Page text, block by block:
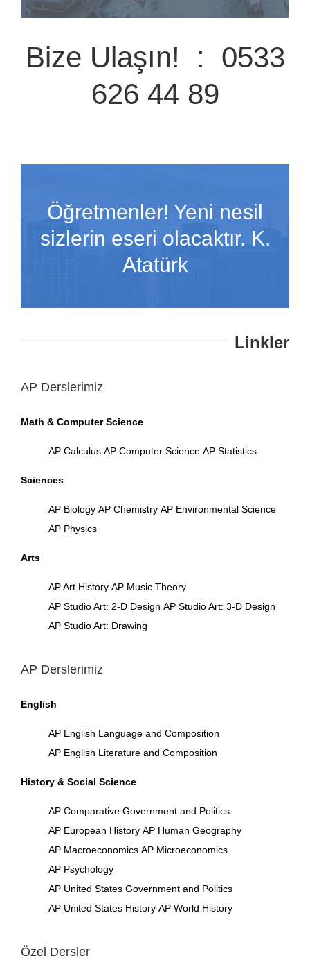
Bize Ulaşın! : 0533
626 44 89
Öğretmenler! Yeni nesil
sizlerin eseri olacaktır. K.
Atatürk
Linkler
AP Derslerimiz
Math & Computer Science
AP Calculus AP Computer Science AP Statistics
Sciences
AP Biology AP Chemistry AP Environmental Science
AP Physics
Arts
AP Art History AP Music Theory
AP Studio Art: 2-D Design AP Studio Art: 3-D Design
AP Studio Art: Drawing
AP Derslerimiz
English
AP English Language and Composition
AP English Literature and Composition
History & Social Science
AP Comparative Government and Politics
AP European History AP Human Geography
AP Macroeconomics AP Microeconomics
AP Psychology
AP United States Government and Politics
AP United States History AP World History
Özel Dersler